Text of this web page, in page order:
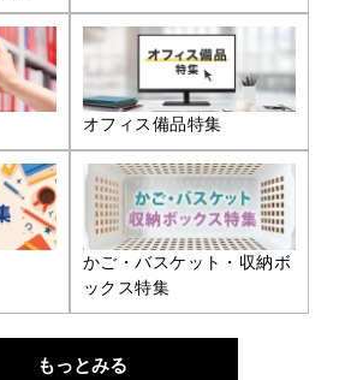
オフィス備品特集
かご・バスケット・収納ボ
ックス特集
もっとみる